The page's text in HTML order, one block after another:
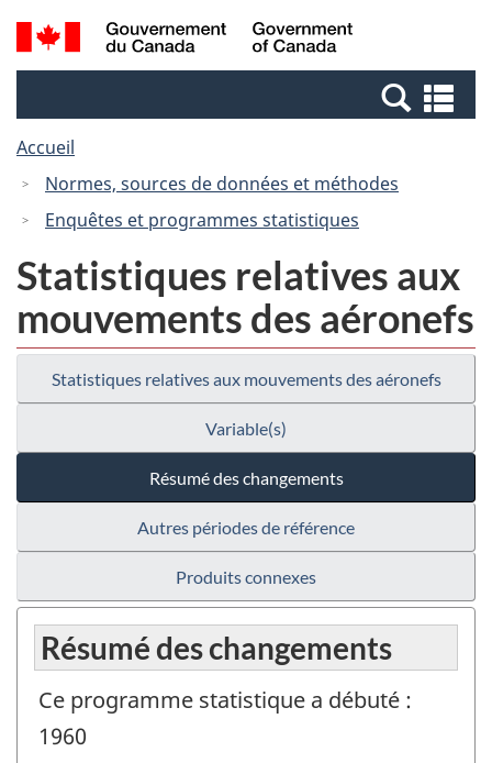
Passer
au
Passer
à
Canada
Recherche
et
et
Accueil
Normes, sources de données et méthodes
Enquêtes et programmes statistiques
Statistiques relatives aux
mouvements des aéronefs
Statistiques relatives aux mouvements des aéronefs
Variable(s)
Résumé des changements
Autres périodes de référence
Produits connexes
Résumé des changements
Ce programme statistique a débuté :
1960